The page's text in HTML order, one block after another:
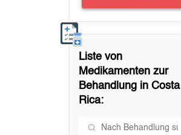
Liste von
Medikamenten zur
Behandlung inCosta
Rica: